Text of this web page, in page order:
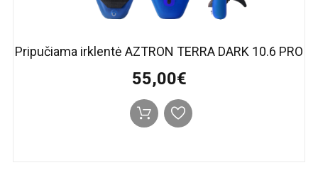
Pripučiama irklentė AZTRON TERRA DARK 10.6 PRO
55,00€